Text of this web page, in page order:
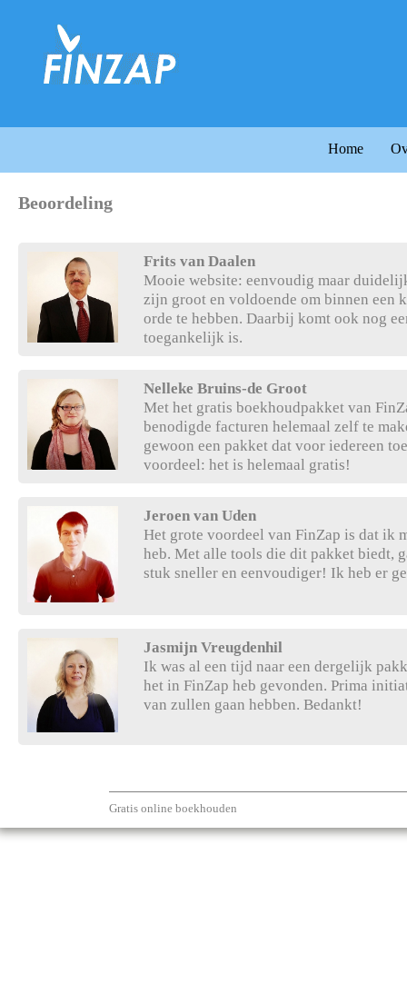
Home
Beoordeling
Frits van Daalen
Mooie website: eenvoudig maar
zijn groot en voldoende om binnen een
orde te hebben. Daarbij komt ook nog
toegankelijk is.
Nelleke Bruins-de Groot
Met het gratis boekhoudpakket van
benodigde facturen helemaal zelf te
gewoon een pakket dat voor iedereen
voordeel: het is helemaal gratis!
Jeroen van Uden
Het grote voordeel van FinZap is dat ik
heb. Met alle tools die dit pakket biedt,
stuk sneller en eenvoudiger! Ik heb er
Jasmijn Vreugdenhil
Ik was al een tijd naar een dergelijk
het in FinZap heb gevonden. Prima
van zullen gaan hebben. Bedankt!
Gratis online boekhouden